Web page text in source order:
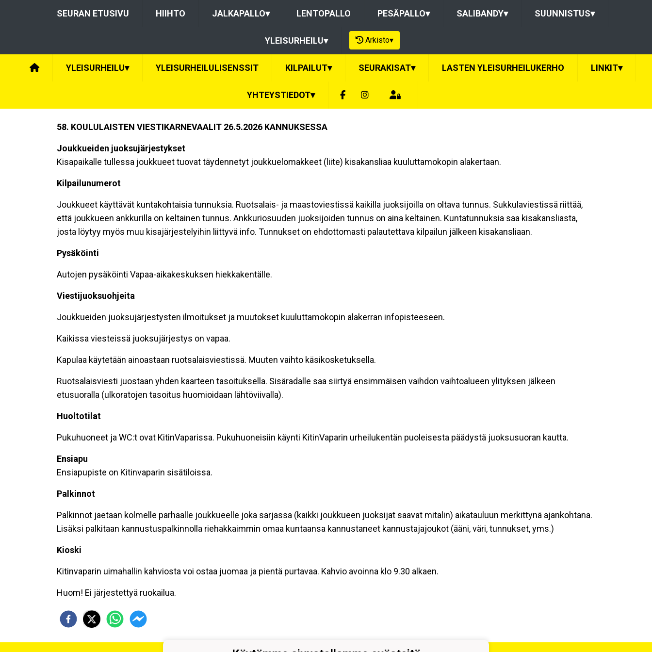
SEURAN ETUSIVU HIIHTO JALKAPALLO▾ LENTOPALLO PESÄPALLO▾ SALIBANDY▾ SUUNNISTUS▾
YLEISURHEILU▾ Arkisto▾
YLEISURHEILU▾ YLEISURHEILULISENSSIT KILPAILUT▾ SEURAKISAT▾ LASTEN YLEISURHEILUKERHO LINKIT▾
YHTEYSTIEDOT▾
58. KOULULAISTEN VIESTIKARNEVAALIT 26.5.2026 KANNUKSESSA
Joukkueiden juoksujärjestykset
Kisapaikalle tullessa joukkueet tuovat täydennetyt joukkuelomakkeet (liite) kisakansliaa kuuluttamokopin alakertaan.
Kilpailunumerot
Joukkueet käyttävät kuntakohtaisia tunnuksia. Ruotsalais- ja maastoviestissä kaikilla juoksijoilla on oltava tunnus. Sukkulaviestissä riittää,
että joukkueen ankkurilla on keltainen tunnus. Ankkuriosuuden juoksijoiden tunnus on aina keltainen. Kuntatunnuksia saa kisakansliasta,
josta löytyy myös muu kisajärjestelyihin liittyvä info. Tunnukset on ehdottomasti palautettava kilpailun jälkeen kisakansliaan.
Pysäköinti
Autojen pysäköinti Vapaa-aikakeskuksen hiekkakentälle.
Viestijuoksuohjeita
Joukkueiden juoksujärjestysten ilmoitukset ja muutokset kuuluttamokopin alakerran infopisteeseen.
Kaikissa viesteissä juoksujärjestys on vapaa.
Kapulaa käytetään ainoastaan ruotsalaisviestissä. Muuten vaihto käsikosketuksella.
Ruotsalaisviesti juostaan yhden kaarteen tasoituksella. Sisäradalle saa siirtyä ensimmäisen vaihdon vaihtoalueen ylityksen jälkeen
etusuoralla (ulkoratojen tasoitus huomioidaan lähtöviivalla).
Huoltotilat
Pukuhuoneet ja WC:t ovat KitinVaparissa. Pukuhuoneisiin käynti KitinVaparin urheilukentän puoleisesta päädystä juoksusuoran kautta.
Ensiapu
Ensiapupiste on Kitinvaparin sisätiloissa.
Palkinnot
Palkinnot jaetaan kolmelle parhaalle joukkueelle joka sarjassa (kaikki joukkueen juoksijat saavat mitalin) aikatauluun merkittynä ajankohtana.
Lisäksi palkitaan kannustuspalkinnolla riehakkaimmin omaa kuntaansa kannustaneet kannustajajoukot (ääni, väri, tunnukset, yms.)
Kioski
Kitinvaparin uimahallin kahviosta voi ostaa juomaa ja pientä purtavaa. Kahvio avoinna klo 9.30 alkaen.
Huom! Ei järjestettyä ruokailua.